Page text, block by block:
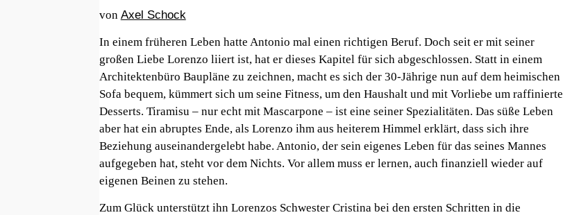
von Axel Schock
In einem früheren Leben hatte Antonio mal einen richtigen Beruf. Doch seit er mit seiner
großen Liebe Lorenzo liiert ist, hat er dieses Kapitel für sich abgeschlossen. Statt in einem
Architektenbüro Baupläne zu zeichnen, macht es sich der 30-Jährige nun auf dem heimischen
Sofa bequem, kümmert sich um seine Fitness, um den Haushalt und mit Vorliebe um raffinierte
Desserts. Tiramisu – nur echt mit Mascarpone – ist eine seiner Spezialitäten. Das süße Leben
aber hat ein abruptes Ende, als Lorenzo ihm aus heiterem Himmel erklärt, dass sich ihre
Beziehung auseinandergelebt habe. Antonio, der sein eigenes Leben für das seines Mannes
aufgegeben hat, steht vor dem Nichts. Vor allem muss er lernen, auch finanziell wieder auf
eigenen Beinen zu stehen.
Zum Glück unterstützt ihn Lorenzos Schwester Cristina bei den ersten Schritten in die